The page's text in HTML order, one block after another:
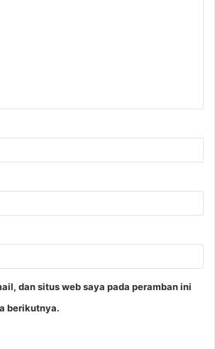
dan situs web saya pada peramban ini
berikutnya.